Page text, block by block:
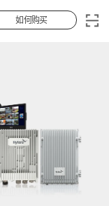
如何购买